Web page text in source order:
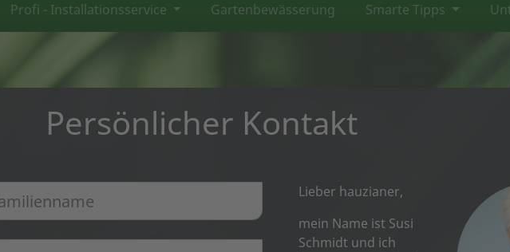
Profi - Installationsservice Gartenbewässerung Smarte Tipps
Persönlicher Kontakt
Lieber hauzianer,
mein Name ist Susi
Schmidt und ich